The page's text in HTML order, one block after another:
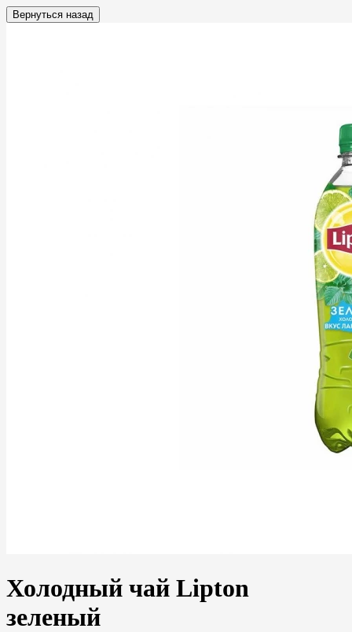
Вернуться назад
Холодный чай Lipton
зеленый